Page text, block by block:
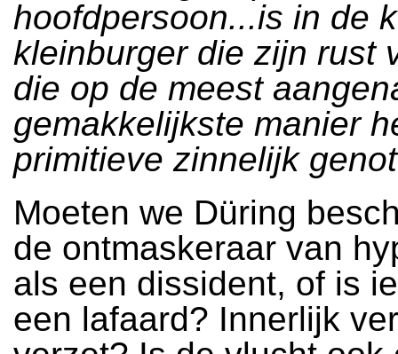
hoofdpersoon...is in de
kleinburger die zijn rust
die op de meest
gemakkelijkste manier
primitieve zinnelijk
Moeten we Düring
de ontmaskeraar van
als een dissident, of is
een lafaard? Innerlijk